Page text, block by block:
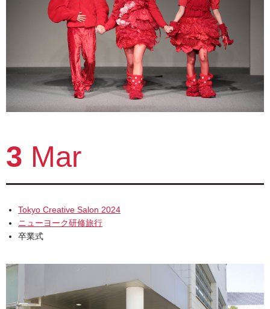
3 Mar
Tokyo Creative Salon 2024
ニューヨーク研修旅行
卒業式